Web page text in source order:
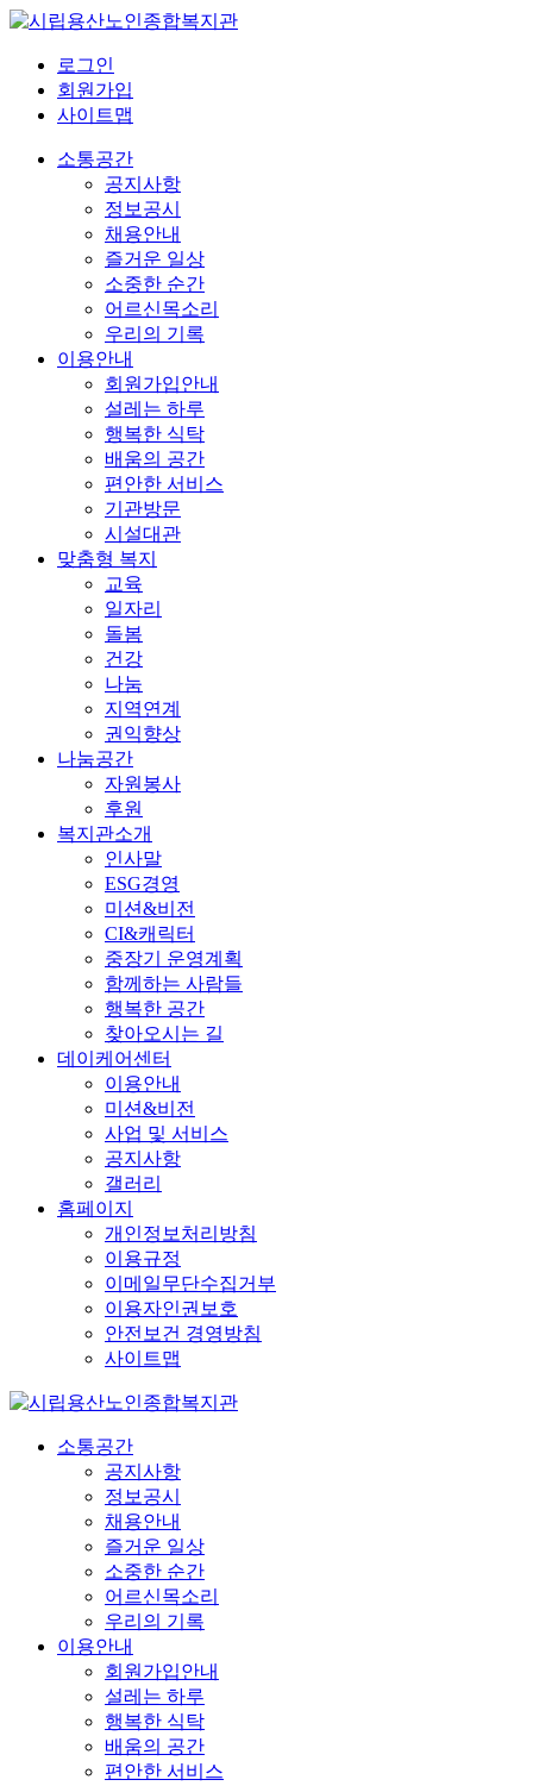
로그인
회원가입
사이트맵
소통공간
공지사항
정보공시
채용안내
즐거운 일상
소중한 순간
어르신목소리
우리의 기록
이용안내
회원가입안내
설레는 하루
행복한 식탁
배움의 공간
편안한 서비스
기관방문
시설대관
맞춤형 복지
교육
일자리
돌봄
건강
나눔
지역연계
권익향상
나눔공간
자원봉사
후원
복지관소개
인사말
ESG경영
미션&비전
CI&캐릭터
중장기 운영계획
함께하는 사람들
행복한 공간
찾아오시는 길
데이케어센터
이용안내
미션&비전
사업 및 서비스
공지사항
갤러리
홈페이지
개인정보처리방침
이용규정
이메일무단수집거부
이용자인권보호
안전보건 경영방침
사이트맵
소통공간
공지사항
정보공시
채용안내
즐거운 일상
소중한 순간
어르신목소리
우리의 기록
이용안내
회원가입안내
설레는 하루
행복한 식탁
배움의 공간
편안한 서비스